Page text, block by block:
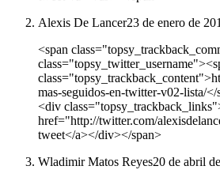
Alexis De Lancer23 de enero de
<span
mas-seguidos-en-twitter-v02-lista/</
<div
href="http://twitter.com/
tweet</a></div></span>
Wladimir Matos Reyes20 de abril